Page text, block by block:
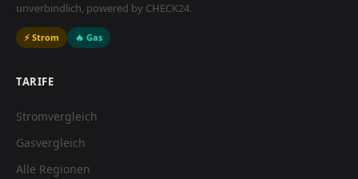
unverbindlich, powered by CHECK24.
⚡ Strom 🔥 Gas
TARIFE
Stromvergleich
Gasvergleich
Alle Regionen